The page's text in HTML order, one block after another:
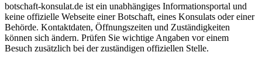
botschaft-konsulat.de ist ein unabhängiges Informationsportal und
keine offizielle Webseite einer Botschaft, eines Konsulats oder einer
Behörde. Kontaktdaten, Öffnungszeiten und Zuständigkeiten
können sich ändern. Prüfen Sie wichtige Angaben vor einem
Besuch zusätzlich bei der zuständigen offiziellen Stelle.